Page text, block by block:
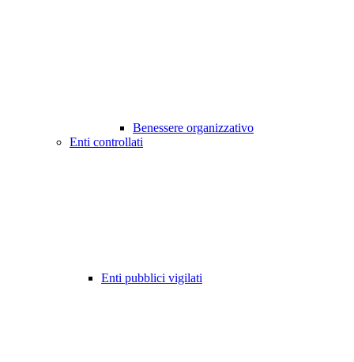
Benessere organizzativo
Enti controllati
Enti pubblici vigilati